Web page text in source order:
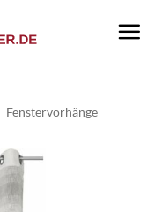
Fenstervorhänge